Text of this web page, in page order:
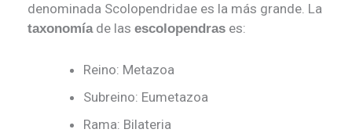
denominada Scolopendridae es la más grande. La
taxonomíade las escolopendras es:
Reino: Metazoa
Subreino: Eumetazoa
Rama: Bilateria